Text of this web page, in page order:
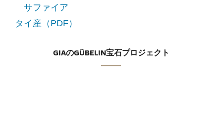
サファイア
タイ産（PDF）
GIAのGÜBELIN宝石プロジェクト